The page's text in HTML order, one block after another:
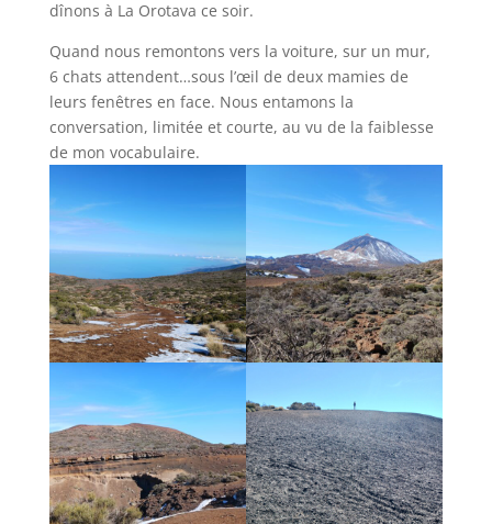
dînons à La Orotava ce soir.
Quand nous remontons vers la voiture, sur un mur,
6 chats attendent…sous l’œil de deux mamies de
leurs fenêtres en face. Nous entamons la
conversation, limitée et courte, au vu de la faiblesse
de mon vocabulaire.